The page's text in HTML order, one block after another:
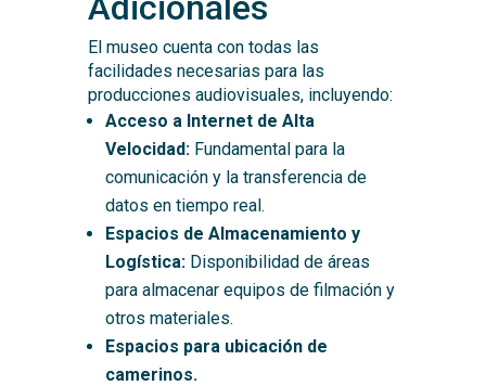
El museo cuenta con todas las
facilidades necesarias para las
producciones audiovisuales, incluyendo:
Acceso a Internet de Alta
Velocidad:Fundamental para la
comunicación y la transferencia de
datos en tiempo real.
Espacios de Almacenamiento y
Logística:Disponibilidad de áreas
para almacenar equipos de filmación y
otros materiales.
Espacios para ubicación de
camerinos.